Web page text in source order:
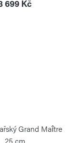
699 Kč
Grand Maître